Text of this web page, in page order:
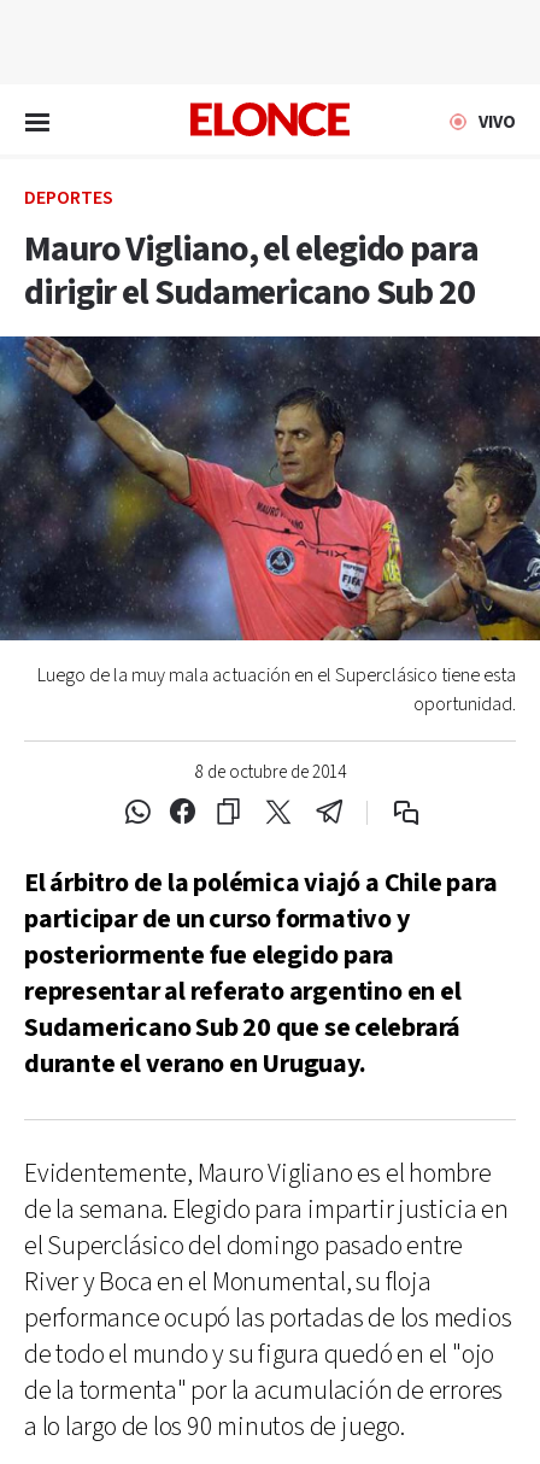
VIVO
DEPORTES
Mauro Vigliano, el elegido para
dirigir el Sudamericano Sub 20
8 de octubre de 2014
Luego de la muy mala actuación en el Superclásico tiene esta
oportunidad.
El árbitro de la polémica viajó a Chile para
participar de un curso formativo y
posteriormente fue elegido para
representar al referato argentino en el
Sudamericano Sub 20 que se celebrará
durante el verano en Uruguay.
Evidentemente, Mauro Vigliano es el hombre
de la semana. Elegido para impartir justicia en
el Superclásico del domingo pasado entre
River y Boca en el Monumental, su floja
performance ocupó las portadas de los medios
de todo el mundo y su figura quedó en el "ojo
de la tormenta" por la acumulación de errores
a lo largo de los 90 minutos de juego.